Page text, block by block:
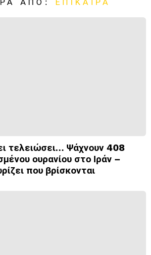
ΑΠΌ: ΕΠΊΚΑΙΡΑ
τελειώσει… Ψάχνουν 408
ουρανίου στο Ιράν –
που βρίσκονται